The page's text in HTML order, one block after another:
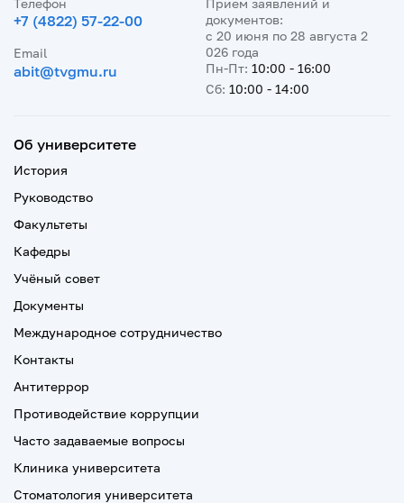
Телефон
+7 (4822) 57-22-00
Email
abit@tvgmu.ru
Прием заявлений и
документов:
с 20 июня по 28 августа 2
026 года
Пн-Пт: 10:00 - 16:00
Сб: 10:00 - 14:00
Об университете
История
Руководство
Факультеты
Кафедры
Учёный совет
Документы
Международное сотрудничество
Контакты
Антитеррор
Противодействие коррупции
Часто задаваемые вопросы
Клиника университета
Стоматология университета